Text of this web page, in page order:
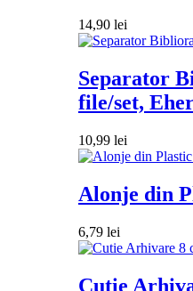
14,90 lei
Separator
file/set,
10,99 lei
Alonje din
6,79 lei
Cutie